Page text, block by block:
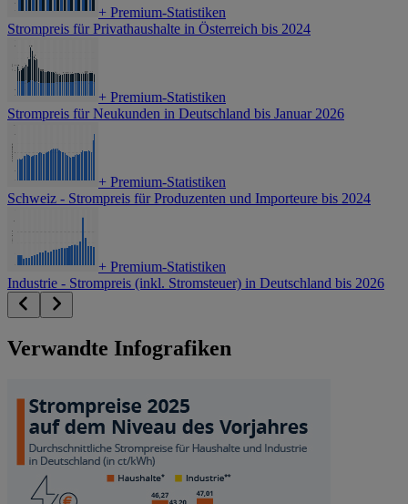
+ Premium-Statistiken
Strompreis für Privathaushalte in Österreich bis 2024
+ Premium-Statistiken
Strompreis für Neukunden in Deutschland bis Januar 2026
+ Premium-Statistiken
Schweiz - Strompreis für Produzenten und Importeure bis 2024
+ Premium-Statistiken
Industrie - Strompreis (inkl. Stromsteuer) in Deutschland bis 2026
Verwandte Infografiken